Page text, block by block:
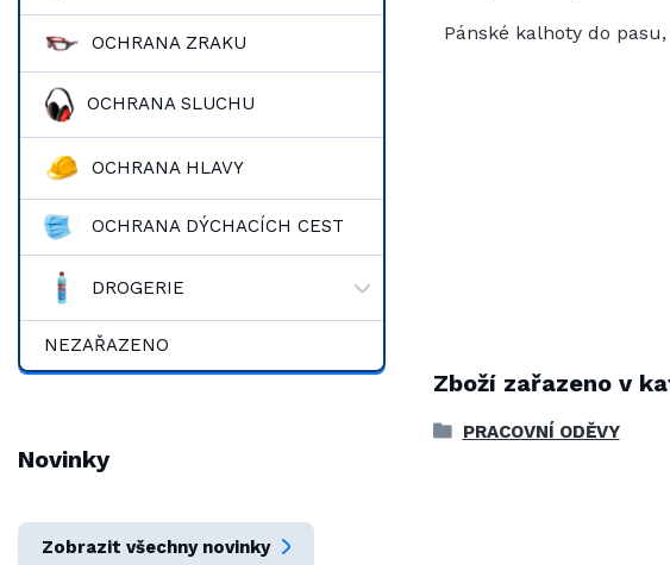
OCHRANA ZRAKU
OCHRANA SLUCHU
OCHRANA HLAVY
OCHRANA DÝCHACÍCH CEST
DROGERIE
NEZAŘAZENO
Novinky
Zobrazit všechny novinky
Pánské kalhoty do
Zboží zařazeno v
PRACOVNÍ ODĚVY